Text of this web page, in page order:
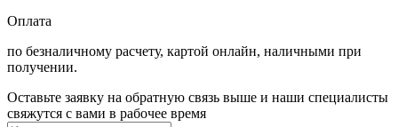
Оплата
по безналичному расчету, картой онлайн, наличными при
получении.
Оставьте заявку на обратную связь выше и наши специалисты
свяжутся с вами в рабочее время